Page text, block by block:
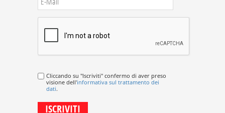
Cliccando su "Iscriviti" confermo di aver preso
visione dell'informativa sul trattamento dei
dati.